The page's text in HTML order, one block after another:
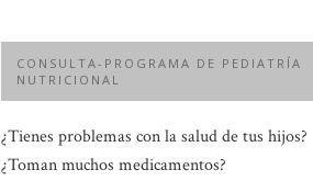
CONSULTA-PROGRAMA DE PEDIATRÍA
NUTRICIONAL
¿Tienes problemas con la salud de tus hijos?
¿Toman muchos medicamentos?